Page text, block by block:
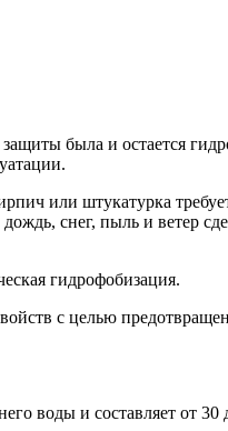
была и остается
или штукатурка
снег, пыль и ветер
гидрофобизация.
с целью
воды и составляет от